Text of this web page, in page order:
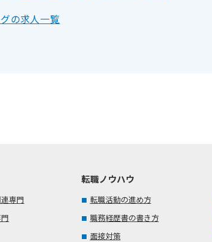
の求人一覧
専門
転職ノウハウ
転職活動の進め方
職務経歴書の書き方
面接対策